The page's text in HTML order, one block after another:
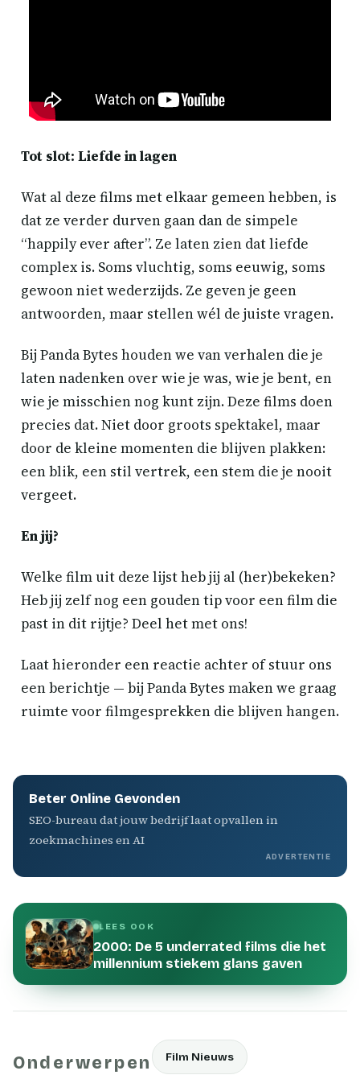
Tot slot: Liefde in lagen
Wat al deze films met elkaar gemeen hebben, is
dat ze verder durven gaan dan de simpele
“happily ever after”. Ze laten zien dat liefde
complex is. Soms vluchtig, soms eeuwig, soms
gewoon niet wederzijds. Ze geven je geen
antwoorden, maar stellen wél de juiste vragen.
Bij Panda Bytes houden we van verhalen die je
laten nadenken over wie je was, wie je bent, en
wie je misschien nog kunt zijn. Deze films doen
precies dat. Niet door groots spektakel, maar
door de kleine momenten die blijven plakken:
een blik, een stil vertrek, een stem die je nooit
vergeet.
En jij?
Welke film uit deze lijst heb jij al (her)bekeken?
Heb jij zelf nog een gouden tip voor een film die
past in dit rijtje? Deel het met ons!
Laat hieronder een reactie achter of stuur ons
een berichtje — bij Panda Bytes maken we graag
ruimte voor filmgesprekken die blijven hangen.
Beter Online Gevonden
SEO-bureau dat jouw bedrijf laat opvallen in
zoekmachines en AI
ADVERTENTIE
LEES OOK
2000: De 5 underrated films die het
millennium stiekem glans gaven
Onderwerpen Film Nieuws